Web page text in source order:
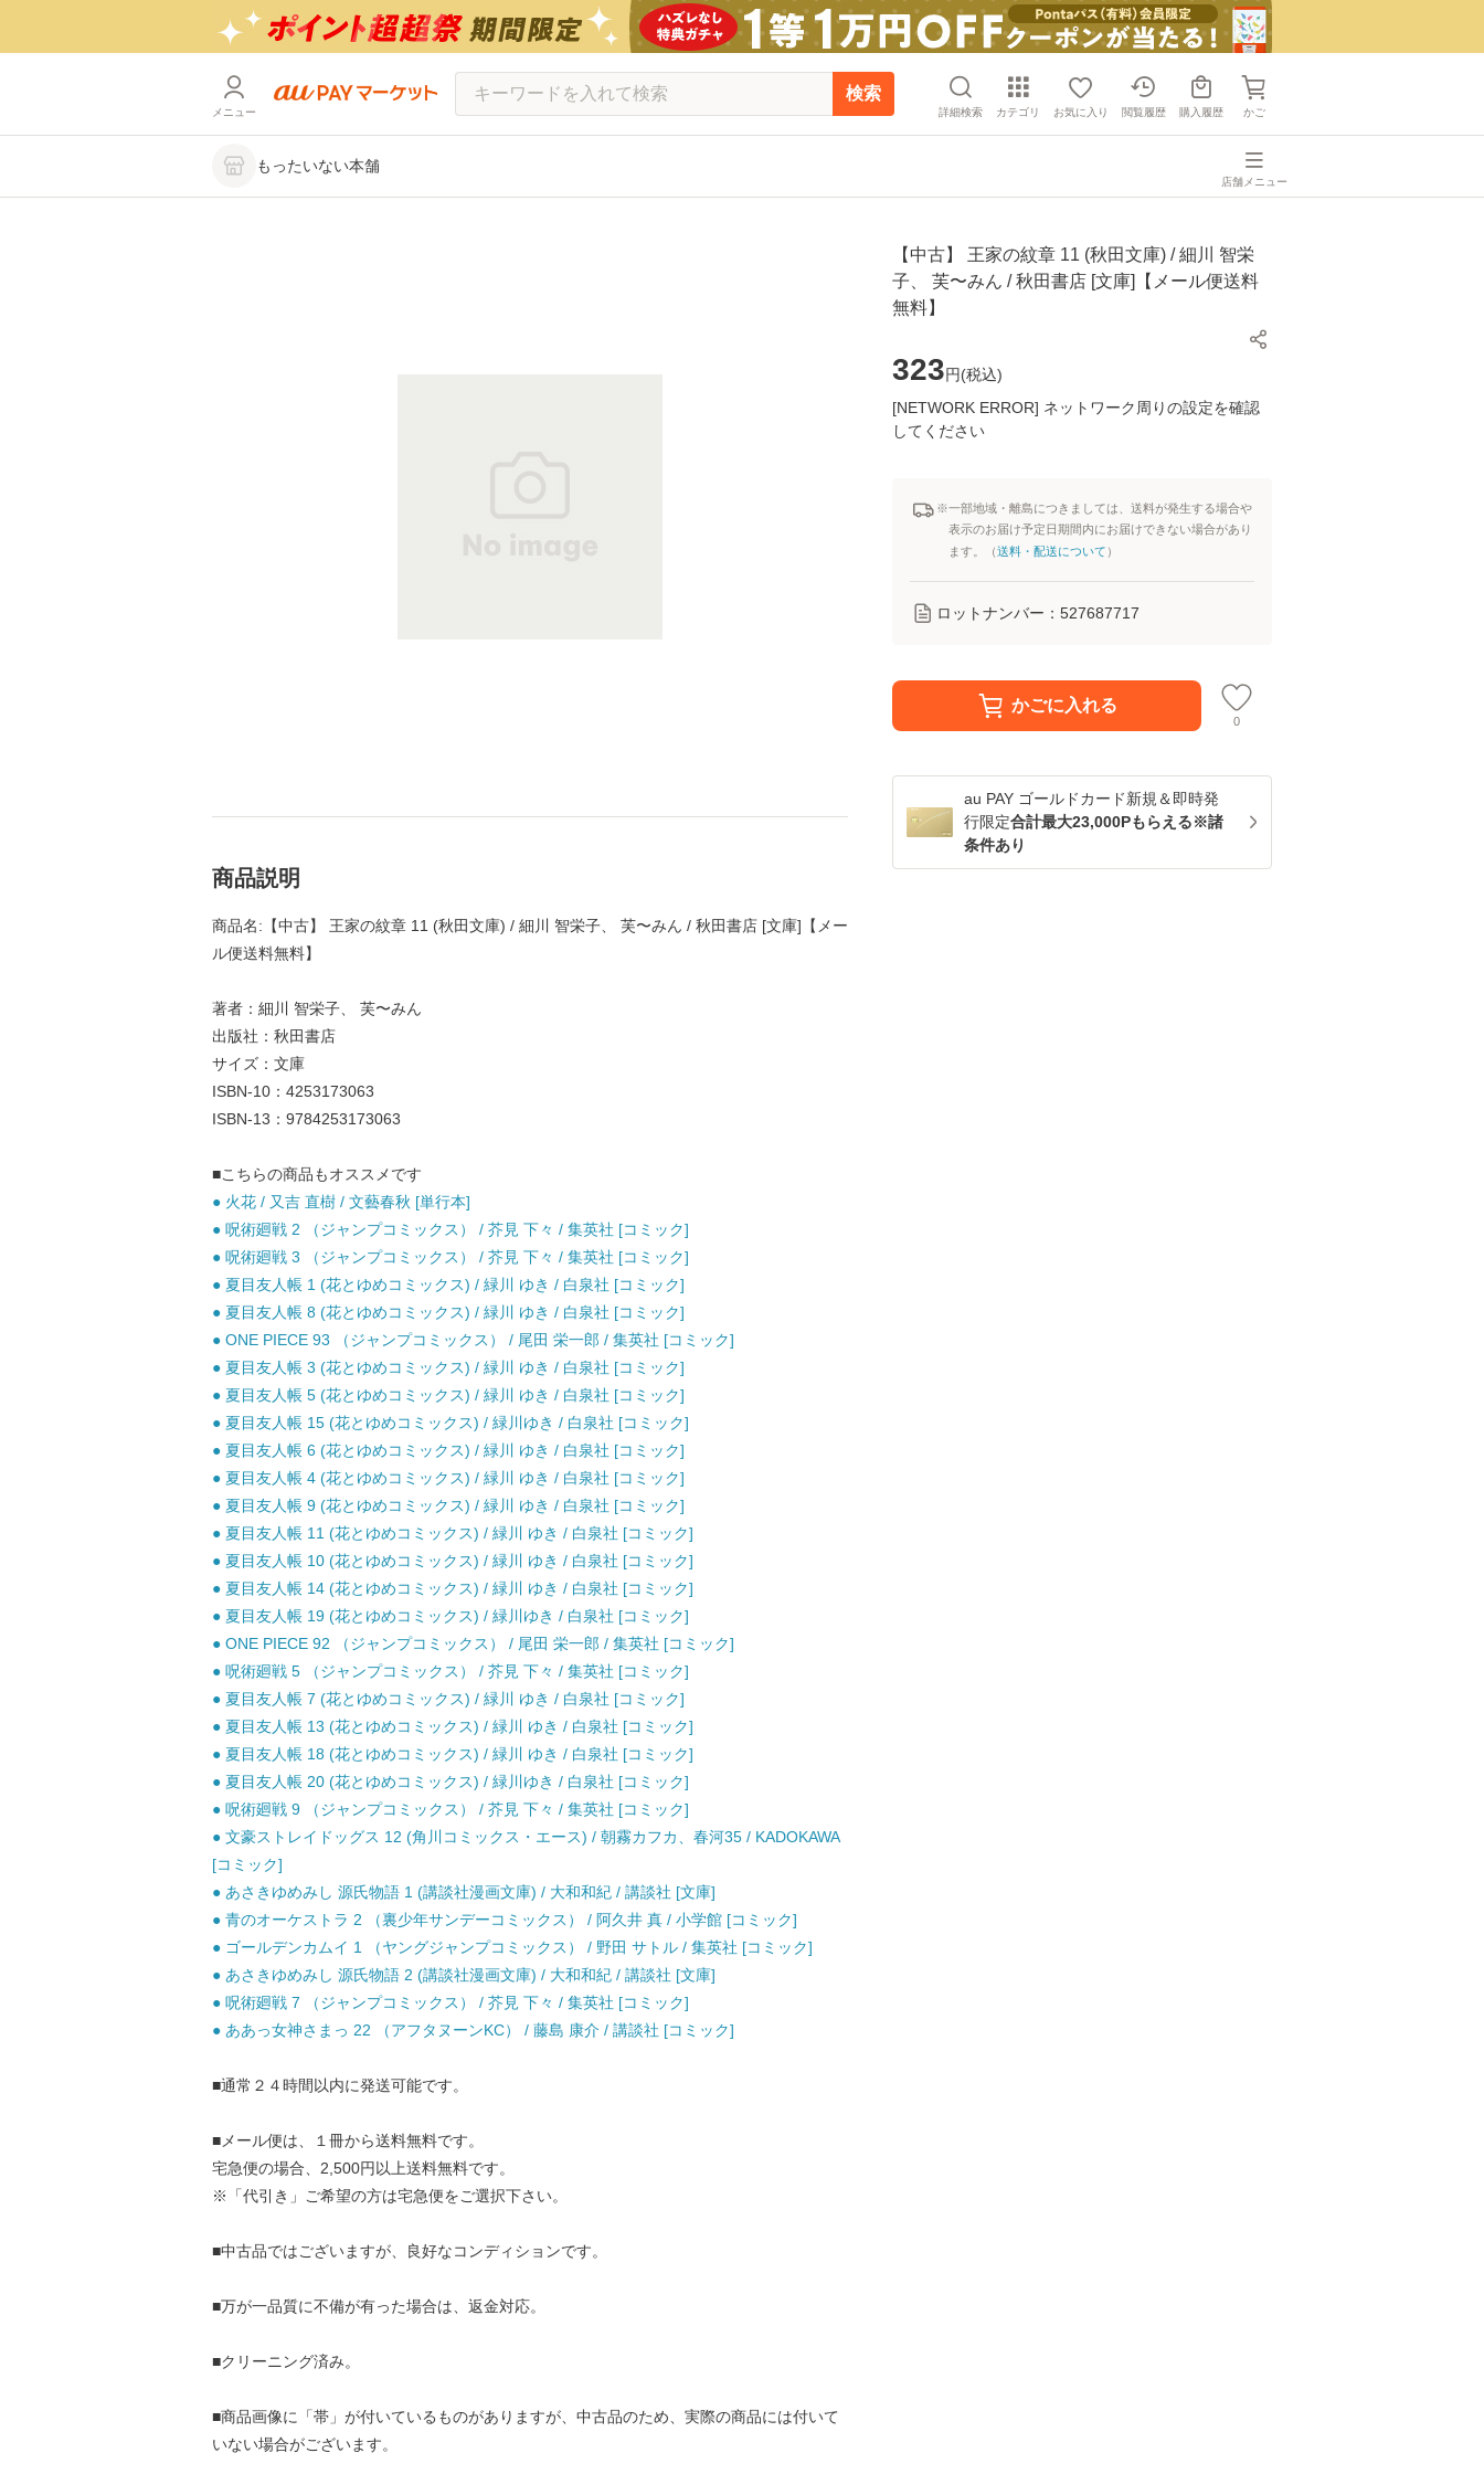
メニュー
検索
詳細検索 カテゴリ お気に入り 閲覧履歴 購入履歴 かご
もったいない本舗
店舗メニュー
【中古】 王家の紋章 11 (秋田文庫) / 細川 智栄
子、 芙〜みん / 秋田書店 [文庫]【メール便送料
無料】
323円(税込)
[NETWORK ERROR] ネットワーク周りの設定を確認
してください
※一部地域・離島につきましては、送料が発生する場合や
表示のお届け予定日期間内にお届けできない場合があり
ます。（送料・配送について ）
ロットナンバー： 527687717
かごに入れる
0
au PAY ゴールドカード新規＆即時発
行限定合計最大23,000Pもらえる※諸
条件あり
商品説明
商品名:【中古】 王家の紋章 11 (秋田文庫) / 細川 智栄子、 芙〜みん / 秋田書店 [文庫]【メー
ル便送料無料】
著者：細川 智栄子、 芙〜みん
出版社：秋田書店
サイズ：文庫
ISBN-10：4253173063
ISBN-13：9784253173063
■こちらの商品もオススメです
● 火花 / 又吉 直樹 / 文藝春秋 [単行本]
● 呪術廻戦 2 （ジャンプコミックス） / 芥見 下々 / 集英社 [コミック]
● 呪術廻戦 3 （ジャンプコミックス） / 芥見 下々 / 集英社 [コミック]
● 夏目友人帳 1 (花とゆめコミックス) / 緑川 ゆき / 白泉社 [コミック]
● 夏目友人帳 8 (花とゆめコミックス) / 緑川 ゆき / 白泉社 [コミック]
● ONE PIECE 93 （ジャンプコミックス） / 尾田 栄一郎 / 集英社 [コミック]
● 夏目友人帳 3 (花とゆめコミックス) / 緑川 ゆき / 白泉社 [コミック]
● 夏目友人帳 5 (花とゆめコミックス) / 緑川 ゆき / 白泉社 [コミック]
● 夏目友人帳 15 (花とゆめコミックス) / 緑川ゆき / 白泉社 [コミック]
● 夏目友人帳 6 (花とゆめコミックス) / 緑川 ゆき / 白泉社 [コミック]
● 夏目友人帳 4 (花とゆめコミックス) / 緑川 ゆき / 白泉社 [コミック]
● 夏目友人帳 9 (花とゆめコミックス) / 緑川 ゆき / 白泉社 [コミック]
● 夏目友人帳 11 (花とゆめコミックス) / 緑川 ゆき / 白泉社 [コミック]
● 夏目友人帳 10 (花とゆめコミックス) / 緑川 ゆき / 白泉社 [コミック]
● 夏目友人帳 14 (花とゆめコミックス) / 緑川 ゆき / 白泉社 [コミック]
● 夏目友人帳 19 (花とゆめコミックス) / 緑川ゆき / 白泉社 [コミック]
● ONE PIECE 92 （ジャンプコミックス） / 尾田 栄一郎 / 集英社 [コミック]
● 呪術廻戦 5 （ジャンプコミックス） / 芥見 下々 / 集英社 [コミック]
● 夏目友人帳 7 (花とゆめコミックス) / 緑川 ゆき / 白泉社 [コミック]
● 夏目友人帳 13 (花とゆめコミックス) / 緑川 ゆき / 白泉社 [コミック]
● 夏目友人帳 18 (花とゆめコミックス) / 緑川 ゆき / 白泉社 [コミック]
● 夏目友人帳 20 (花とゆめコミックス) / 緑川ゆき / 白泉社 [コミック]
● 呪術廻戦 9 （ジャンプコミックス） / 芥見 下々 / 集英社 [コミック]
● 文豪ストレイドッグス 12 (角川コミックス・エース) / 朝霧カフカ、春河35 / KADOKAWA
[コミック]
● あさきゆめみし 源氏物語 1 (講談社漫画文庫) / 大和和紀 / 講談社 [文庫]
● 青のオーケストラ 2 （裏少年サンデーコミックス） / 阿久井 真 / 小学館 [コミック]
● ゴールデンカムイ 1 （ヤングジャンプコミックス） / 野田 サトル / 集英社 [コミック]
● あさきゆめみし 源氏物語 2 (講談社漫画文庫) / 大和和紀 / 講談社 [文庫]
● 呪術廻戦 7 （ジャンプコミックス） / 芥見 下々 / 集英社 [コミック]
● ああっ女神さまっ 22 （アフタヌーンKC） / 藤島 康介 / 講談社 [コミック]
■通常２４時間以内に発送可能です。
■メール便は、１冊から送料無料です。
宅急便の場合、2,500円以上送料無料です。
※「代引き」ご希望の方は宅急便をご選択下さい。
■中古品ではございますが、良好なコンディションです。
■万が一品質に不備が有った場合は、返金対応。
■クリーニング済み。
■商品画像に「帯」が付いているものがありますが、中古品のため、実際の商品には付いて
いない場合がございます。